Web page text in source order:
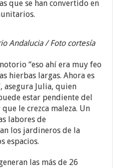
que se han convertido en
Andalucia / Foto cortesía
“eso ahí era muy feo
hierbas largas. Ahora es
asegura Julia, quien
estar pendiente del
le crezca maleza. Un
labores de
los jardineros de la
espacios.
las más de 26